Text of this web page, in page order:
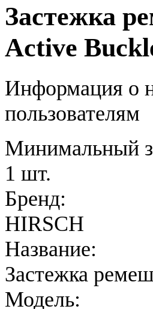
Застежка
Active
Информация о
пользователям
Минимальный
1 шт.
Бренд:
HIRSCH
Название:
Застежка
Модель: